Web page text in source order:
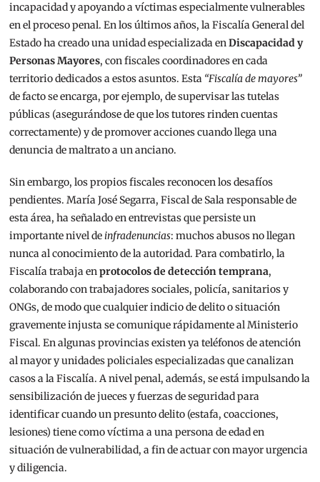
incapacidad y apoyando a víctimas especialmente vulnerables
en el proceso penal. En los últimos años, la Fiscalía General del
Estado ha creado una unidad especializada enDiscapacidad y
Personas Mayores, con fiscales coordinadores en cada
territorio dedicados a estos asuntos. Esta “Fiscalía de mayores”
de facto se encarga, por ejemplo, de supervisar las tutelas
públicas (asegurándose de que los tutores rinden cuentas
correctamente) y de promover acciones cuando llega una
denuncia de maltrato a un anciano.
Sin embargo, los propios fiscales reconocen los desafíos
pendientes. María José Segarra, Fiscal de Sala responsable de
esta área, ha señalado en entrevistas que persiste un
importante nivel deinfradenuncias: muchos abusos no llegan
nunca al conocimiento de la autoridad. Para combatirlo, la
Fiscalía trabaja enprotocolos de detección temprana,
colaborando con trabajadores sociales, policía, sanitarios y
ONGs, de modo que cualquier indicio de delito o situación
gravemente injusta se comunique rápidamente al Ministerio
Fiscal. En algunas provincias existen ya teléfonos de atención
al mayor y unidades policiales especializadas que canalizan
casos a la Fiscalía. A nivel penal, además, se está impulsando la
sensibilización de jueces y fuerzas de seguridad para
identificar cuando un presunto delito (estafa, coacciones,
lesiones) tiene como víctima a una persona de edad en
situación de vulnerabilidad, a fin de actuar con mayor urgencia
y diligencia.